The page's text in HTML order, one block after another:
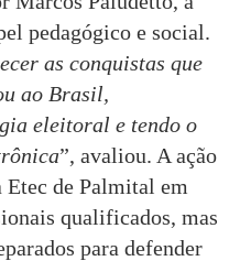
pedagógico e social.
as conquistas que
ao Brasil,
eleitoral e tendo o
”, avaliou. A ação
de Palmital em
qualificados, mas
para defender